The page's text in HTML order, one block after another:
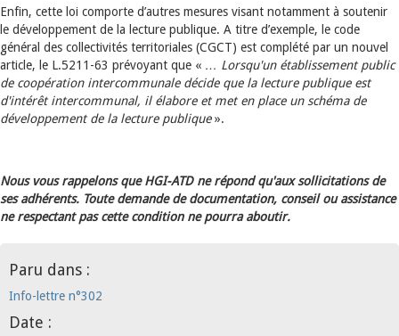
Enfin, cette loi comporte d’autres mesures visant notamment à soutenir
le développement de la lecture publique. A titre d’exemple, le code
général des collectivités territoriales (CGCT) est complété par un nouvel
article, le L.5211-63 prévoyant que « … Lorsqu'un établissement public
de coopération intercommunale décide que la lecture publique est
d'intérêt intercommunal, il élabore et met en place un schéma de
développement de la lecture publique».
Nous vous rappelons que HGI-ATD ne répond qu'aux sollicitations de
ses adhérents. Toute demande de documentation, conseil ou assistance
ne respectant pas cette condition ne pourra aboutir.
Paru dans :
Info-lettre n°302
Date :